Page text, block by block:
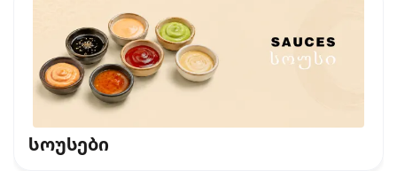
სოუსები